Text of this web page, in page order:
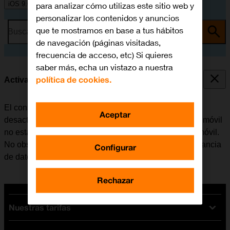
iOS 9.0
Busca por problema o tema
Activar o desactivar la itinerancia de datos
El consumo de datos en el extranjero se puede limitar,
desactivando la itinerancia de datos. Haciendo esto el móvil
no establece conexión con internet a través de la red móvil.
No obstante, se puede utilizar el Wi-Fi aunque la itinerancia
de datos esté desactivada.
Nuestras tarifas
para analizar cómo utilizas este sitio web y
personalizar los contenidos y anuncios
que te mostramos en base a tus hábitos
de navegación (páginas visitadas,
frecuencia de acceso, etc) Si quieres
saber más, echa un vistazo a nuestra
política de cookies.
Configurar
Rechazar
Aceptar